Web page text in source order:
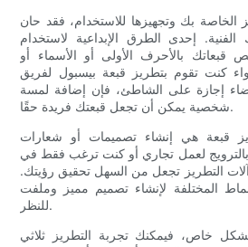
الخاصة بك وتجهيزها للاستخدام، فقد حان
إحدى الطرق الإبداعية لاستخدام
قبعاتك بالأحرف الأولى أو الأسماء أو
كنت تقوم بتطريز قبعة بيسبول لفريق
إجازة على الشاطئ، فإن إضافة لمسة
شخصية يمكن أن تجعل قبعتك فريدة حقًا.
قبعة هي إنشاء تصميمات أو شعارات
لعمل تجاري أو كنت ترغب فقط في
آلات التطريز تجعل من السهل تحقيق رؤيتك.
المختلفة لإنشاء تصميم مميز وملفت
للنظر.
خاص، فيمكنك تجربة التطريز ثلاثي